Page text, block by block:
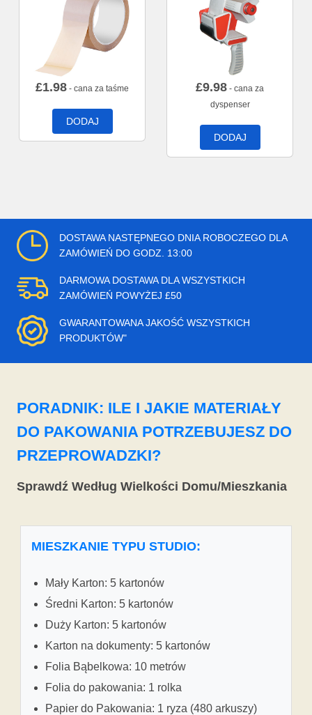
£1.98 - cana za taśme
DODAJ
£9.98 - cana za
dyspenser
DODAJ
DOSTAWA NASTĘPNEGO DNIA ROBOCZEGO DLA
ZAMÓWIEŃ DO GODZ. 13:00
DARMOWA DOSTAWA DLA WSZYSTKICH
ZAMÓWIEŃ POWYŻEJ £50
GWARANTOWANA JAKOŚĆ WSZYSTKICH
PRODUKTÓW"
PORADNIK: ILE I JAKIE MATERIAŁY
DO PAKOWANIA POTRZEBUJESZ DO
PRZEPROWADZKI?
Sprawdź Według Wielkości Domu/Mieszkania
MIESZKANIE TYPU STUDIO:
Mały Karton: 5 kartonów
Średni Karton: 5 kartonów
Duży Karton: 5 kartonów
Karton na dokumenty: 5 kartonów
Folia Bąbelkowa: 10 metrów
Folia do pakowania: 1 rolka
Papier do Pakowania: 1 ryza (480 arkuszy)